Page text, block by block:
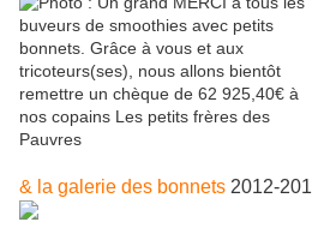
& la galerie des bonnets 2012-